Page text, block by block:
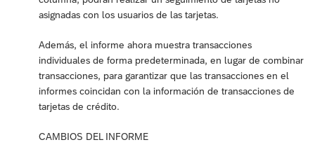
asignadas con los usuarios de las tarjetas.
Además, el informe ahora muestra transacciones
individuales de forma predeterminada, en lugar de combinar
transacciones, para garantizar que las transacciones en el
informes coincidan con la información de transacciones de
tarjetas de crédito.
CAMBIOS DEL INFORME